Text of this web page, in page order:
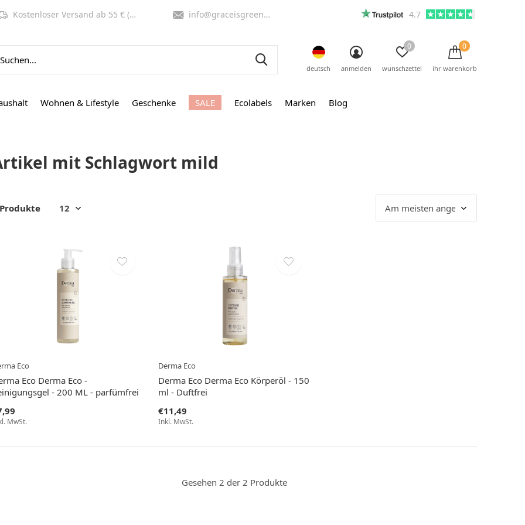
Wohnen & Lifestyle Geschenke SALE Ecolabels Marken Blog
deutsch anmelden wunschzettel
0
ihr warenkorb
0
Kostenloser Versand ab 55 € (NL, BE) info@graceisgreen.com 4.7
mit Schlagwort mild
Eco
Eco Derma Eco -
- 200 ML - parfümfrei
MwSt.
Derma Eco
Derma Eco Derma Eco Körperöl - 150
ml - Duftfrei
€11,49
Inkl. MwSt.
Gesehen 2 der 2 Produkte